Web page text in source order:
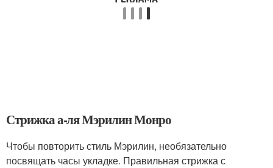
Стрижка а-ля Мэрилин Монро
Чтобы повторить стиль Мэрилин, необязательно
посвящать часы укладке. Правильная стрижка с